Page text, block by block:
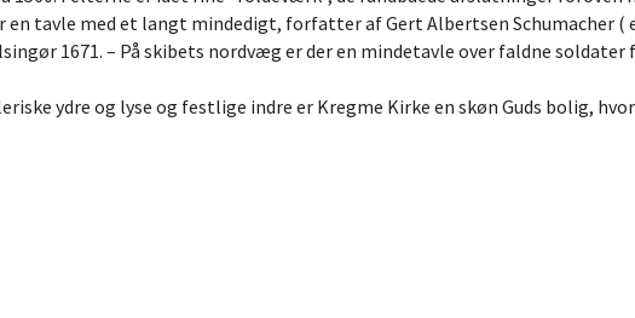
en tavle med et langt mindedigt, forfatter af Gert Albertsen Schumacher
1671. – På skibets nordvæg er der en mindetavle over faldne soldater
ydre og lyse og festlige indre er Kregme Kirke en skøn Guds bolig,